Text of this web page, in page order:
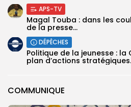
COMMUNIQUE
APS-TV
Magal Touba : dans les
de la presse...
DÉPÊCHES
Politique de la jeunesse : la
plan d’actions